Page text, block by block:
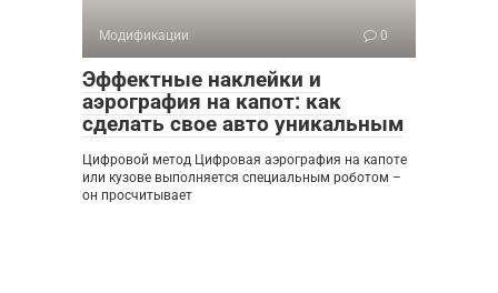
Модификации 0
Эффектные наклейки и
аэрография на капот: как
сделать свое авто уникальным
Цифровой метод Цифровая аэрография на капоте
или кузове выполняется специальным роботом –
он просчитывает